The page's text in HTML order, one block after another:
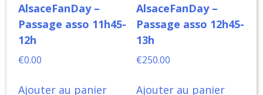
AlsaceFanDay –
Passage asso 11h45-
12h
€0.00
Ajouter au panier
AlsaceFanDay –
Passage asso 12h45-
13h
€250.00
Ajouter au panier